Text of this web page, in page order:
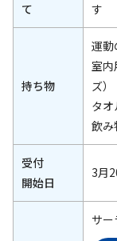
て
す
持ち物
運動
室内
ズ）
タオ
飲み
受付
開始日
3月
サ